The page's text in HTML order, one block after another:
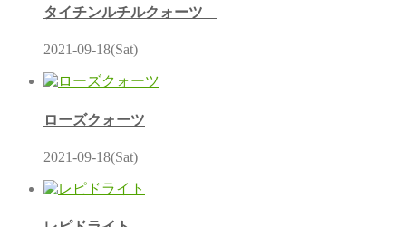
タイチンルチルクォーツ
2021-09-18(Sat)
ローズクォーツ
2021-09-18(Sat)